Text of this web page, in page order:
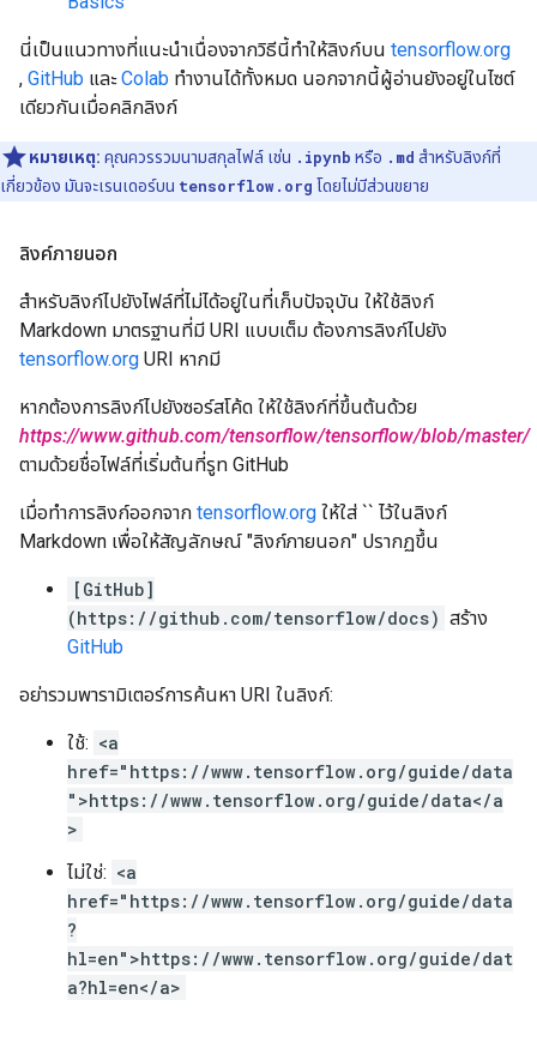
นี่เป็นแนวทางที่แนะนำเนื่องจากวิธีนี้ทำให้ลิงก์บน tensorflow.org
, GitHub และColab ทำงานได้ทั้งหมด นอกจากนี้ผู้อ่านยังอยู่ในไซต์
เดียวกันเมื่อคลิกลิงก์
หมายเหตุ: คุณควรรวมนามสกุลไฟล์ เช่น .ipynb หรือ .md สำหรับลิงก์ที่
เกี่ยวข้อง มันจะเรนเดอร์บน tensorflow.org โดยไม่มีส่วนขยาย
ลิงค์ภายนอก
สำหรับลิงก์ไปยังไฟล์ที่ไม่ได้อยู่ในที่เก็บปัจจุบัน ให้ใช้ลิงก์
Markdown มาตรฐานที่มี URI แบบเต็ม ต้องการลิงก์ไปยัง
tensorflow.org URI หากมี
หากต้องการลิงก์ไปยังซอร์สโค้ด ให้ใช้ลิงก์ที่ขึ้นต้นด้วย
https://www.github.com/tensorflow/tensorflow/blob/master/
ตามด้วยชื่อไฟล์ที่เริ่มต้นที่รูท GitHub
เมื่อทำการลิงก์ออกจาก tensorflow.org ให้ใส่ `` ไว้ในลิงก์
Markdown เพื่อให้สัญลักษณ์ "ลิงก์ภายนอก" ปรากฏขึ้น
[GitHub]
(https://github.com/tensorflow/docs) สร้าง
GitHub
อย่ารวมพารามิเตอร์การค้นหา URI ในลิงก์:
ใช้: <a
href="https://www.tensorflow.org/guide/data
">https://www.tensorflow.org/guide/data</a
>
ไม่ใช่: <a
href="https://www.tensorflow.org/guide/data
?
hl=en">https://www.tensorflow.org/guide/dat
a?hl=en</a>